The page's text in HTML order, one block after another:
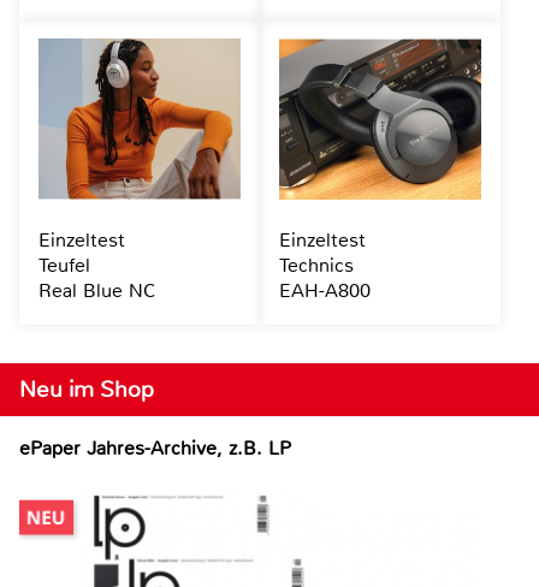
Neu im Shop
ePaper Jahres-Archive, z.B. LP
Einzeltest
Teufel
Real Blue NC
Einzeltest
Technics
EAH-A800